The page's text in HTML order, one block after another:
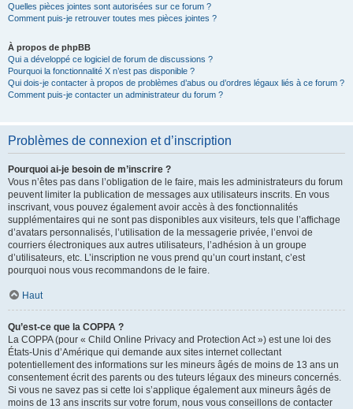
Quelles pièces jointes sont autorisées sur ce forum ?
Comment puis-je retrouver toutes mes pièces jointes ?
À propos de phpBB
Qui a développé ce logiciel de forum de discussions ?
Pourquoi la fonctionnalité X n’est pas disponible ?
Qui dois-je contacter à propos de problèmes d’abus ou d’ordres légaux liés à ce forum ?
Comment puis-je contacter un administrateur du forum ?
Problèmes de connexion et d’inscription
Pourquoi ai-je besoin de m’inscrire ?
Vous n’êtes pas dans l’obligation de le faire, mais les administrateurs du forum
peuvent limiter la publication de messages aux utilisateurs inscrits. En vous
inscrivant, vous pouvez également avoir accès à des fonctionnalités
supplémentaires qui ne sont pas disponibles aux visiteurs, tels que l’affichage
d’avatars personnalisés, l’utilisation de la messagerie privée, l’envoi de
courriers électroniques aux autres utilisateurs, l’adhésion à un groupe
d’utilisateurs, etc. L’inscription ne vous prend qu’un court instant, c’est
pourquoi nous vous recommandons de le faire.
Haut
Qu’est-ce que la COPPA ?
La COPPA (pour « Child Online Privacy and Protection Act ») est une loi des
États-Unis d’Amérique qui demande aux sites internet collectant
potentiellement des informations sur les mineurs âgés de moins de 13 ans un
consentement écrit des parents ou des tuteurs légaux des mineurs concernés.
Si vous ne savez pas si cette loi s’applique également aux mineurs âgés de
moins de 13 ans inscrits sur votre forum, nous vous conseillons de contacter